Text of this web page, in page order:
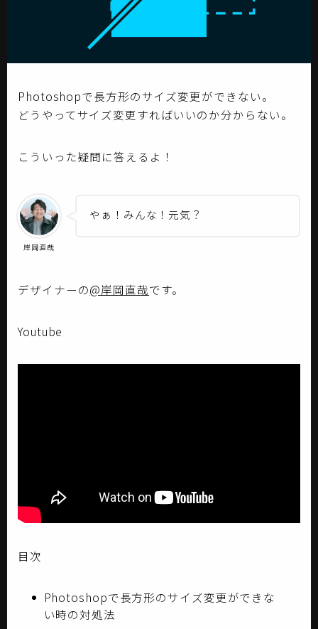
Photoshopで長方形のサイズ変更ができない。
どうやってサイズ変更すればいいのか分からない。
こういった疑問に答えるよ！
岸岡直哉
やぁ！みんな！元気？
デザイナーの@岸岡直哉です。
Youtube
目次
Photoshopで長方形のサイズ変更ができな
い時の対処法